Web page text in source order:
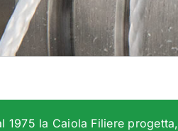
1975 la Caiola Filiere